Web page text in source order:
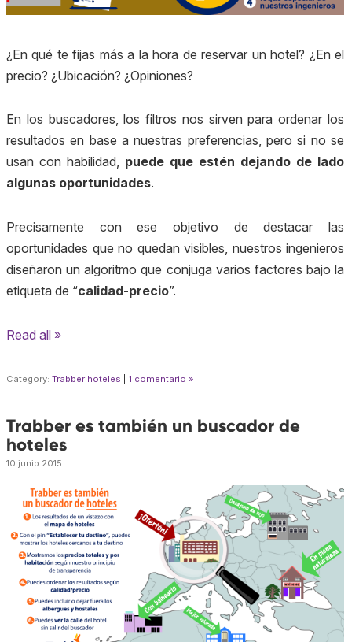
¿En qué te fijas más a la hora de reservar un hotel? ¿En el
precio? ¿Ubicación? ¿Opiniones?
En los buscadores, los filtros nos sirven para ordenar los
resultados en base a nuestras preferencias, pero si no se
usan con habilidad, puede que estén dejando de lado
algunas oportunidades.
Precisamente con ese objetivo de destacar las
oportunidades que no quedan visibles, nuestros ingenieros
diseñaron un algoritmo que conjuga varios factores bajo la
etiqueta de “calidad-precio”.
Read all »
Category: Trabber hoteles 1 comentario »
Trabber es también un buscador de
hoteles
10 junio 2015